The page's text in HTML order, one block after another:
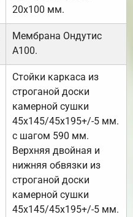
20х100 мм.
Мембрана Ондутис
А100.
Стойки каркаса из
строганой доски
камерной сушки
45х145/45х195+/-5 мм.
с шагом 590 мм.
Верхняя двойная и
нижняя обвязки из
строганой доски
камерной сушки
45х145/45х195+/-5 мм.